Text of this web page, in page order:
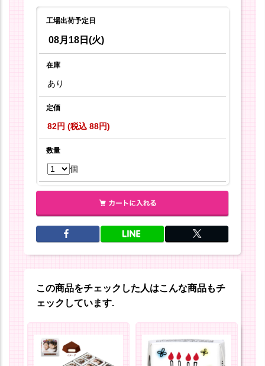
工場出荷予定日
08月18日(火)
在庫
あり
定価
82円 (税込 88円)
数量
個
この商品をチェックした人はこんな商品もチ
ェックしています.